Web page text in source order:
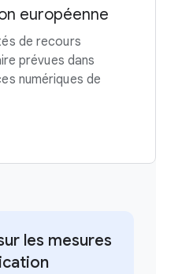
européenne
de recours
prévues dans
numériques de
les mesures